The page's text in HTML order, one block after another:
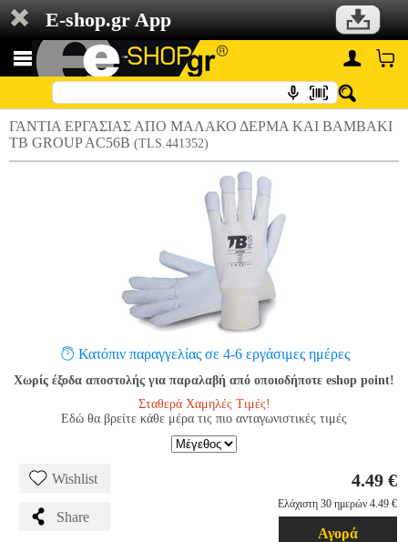
E-shop.gr App
ΓΑΝΤΙΑ ΕΡΓΑΣΙΑΣ ΑΠΟ ΜΑΛΑΚΟ ΔΕΡΜΑ ΚΑΙ ΒΑΜΒΑΚΙ
TB GROUP AC56B (TLS.441352)
Κατόπιν παραγγελίας σε 4-6 εργάσιμες ημέρες
Χωρίς έξοδα αποστολής για παραλαβή από οποιοδήποτε eshop point!
Σταθερά Χαμηλές Τιμές!
Εδώ θα βρείτε κάθε μέρα τις πιο ανταγωνιστικές τιμές
Wishlist
Share
4.49 €
Ελάχιστη 30 ημερών 4.49 €
Αγορά